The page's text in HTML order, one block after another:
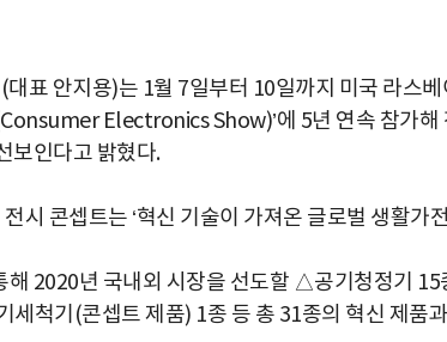
표 안지용)는 1월 7일부터 10일까지 미국 라스
Electronics Show)’에 5년 연속 참가해
보인다고 밝혔다.
전시 콘셉트는 ‘혁신 기술이 가져온 글로벌 생활가
해 2020년 국내외 시장을 선도할 △공기청정기
척기(콘셉트 제품) 1종 등 총 31종의 혁신 제품